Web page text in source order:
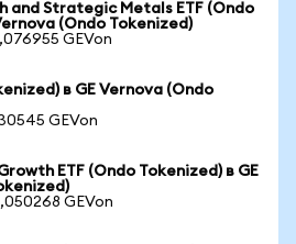
and Strategic Metals ETF (Ondo
(Ondo Tokenized)
GEVon
в GE Vernova (Ondo
GEVon
ETF (Ondo Tokenized) в GE
GEVon